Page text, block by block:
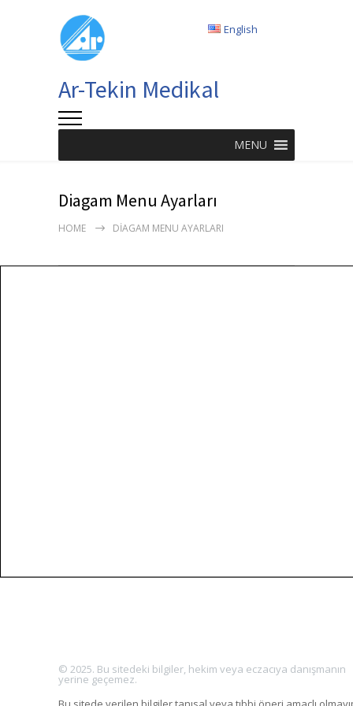
Ar-Tekin Medikal
English
MENU
Diagam Menu Ayarları
HOME DIAGAM MENU AYARLARI
© 2025. Bu sitedeki bilgiler, hekim veya eczacıya danışmanın
yerine geçemez.